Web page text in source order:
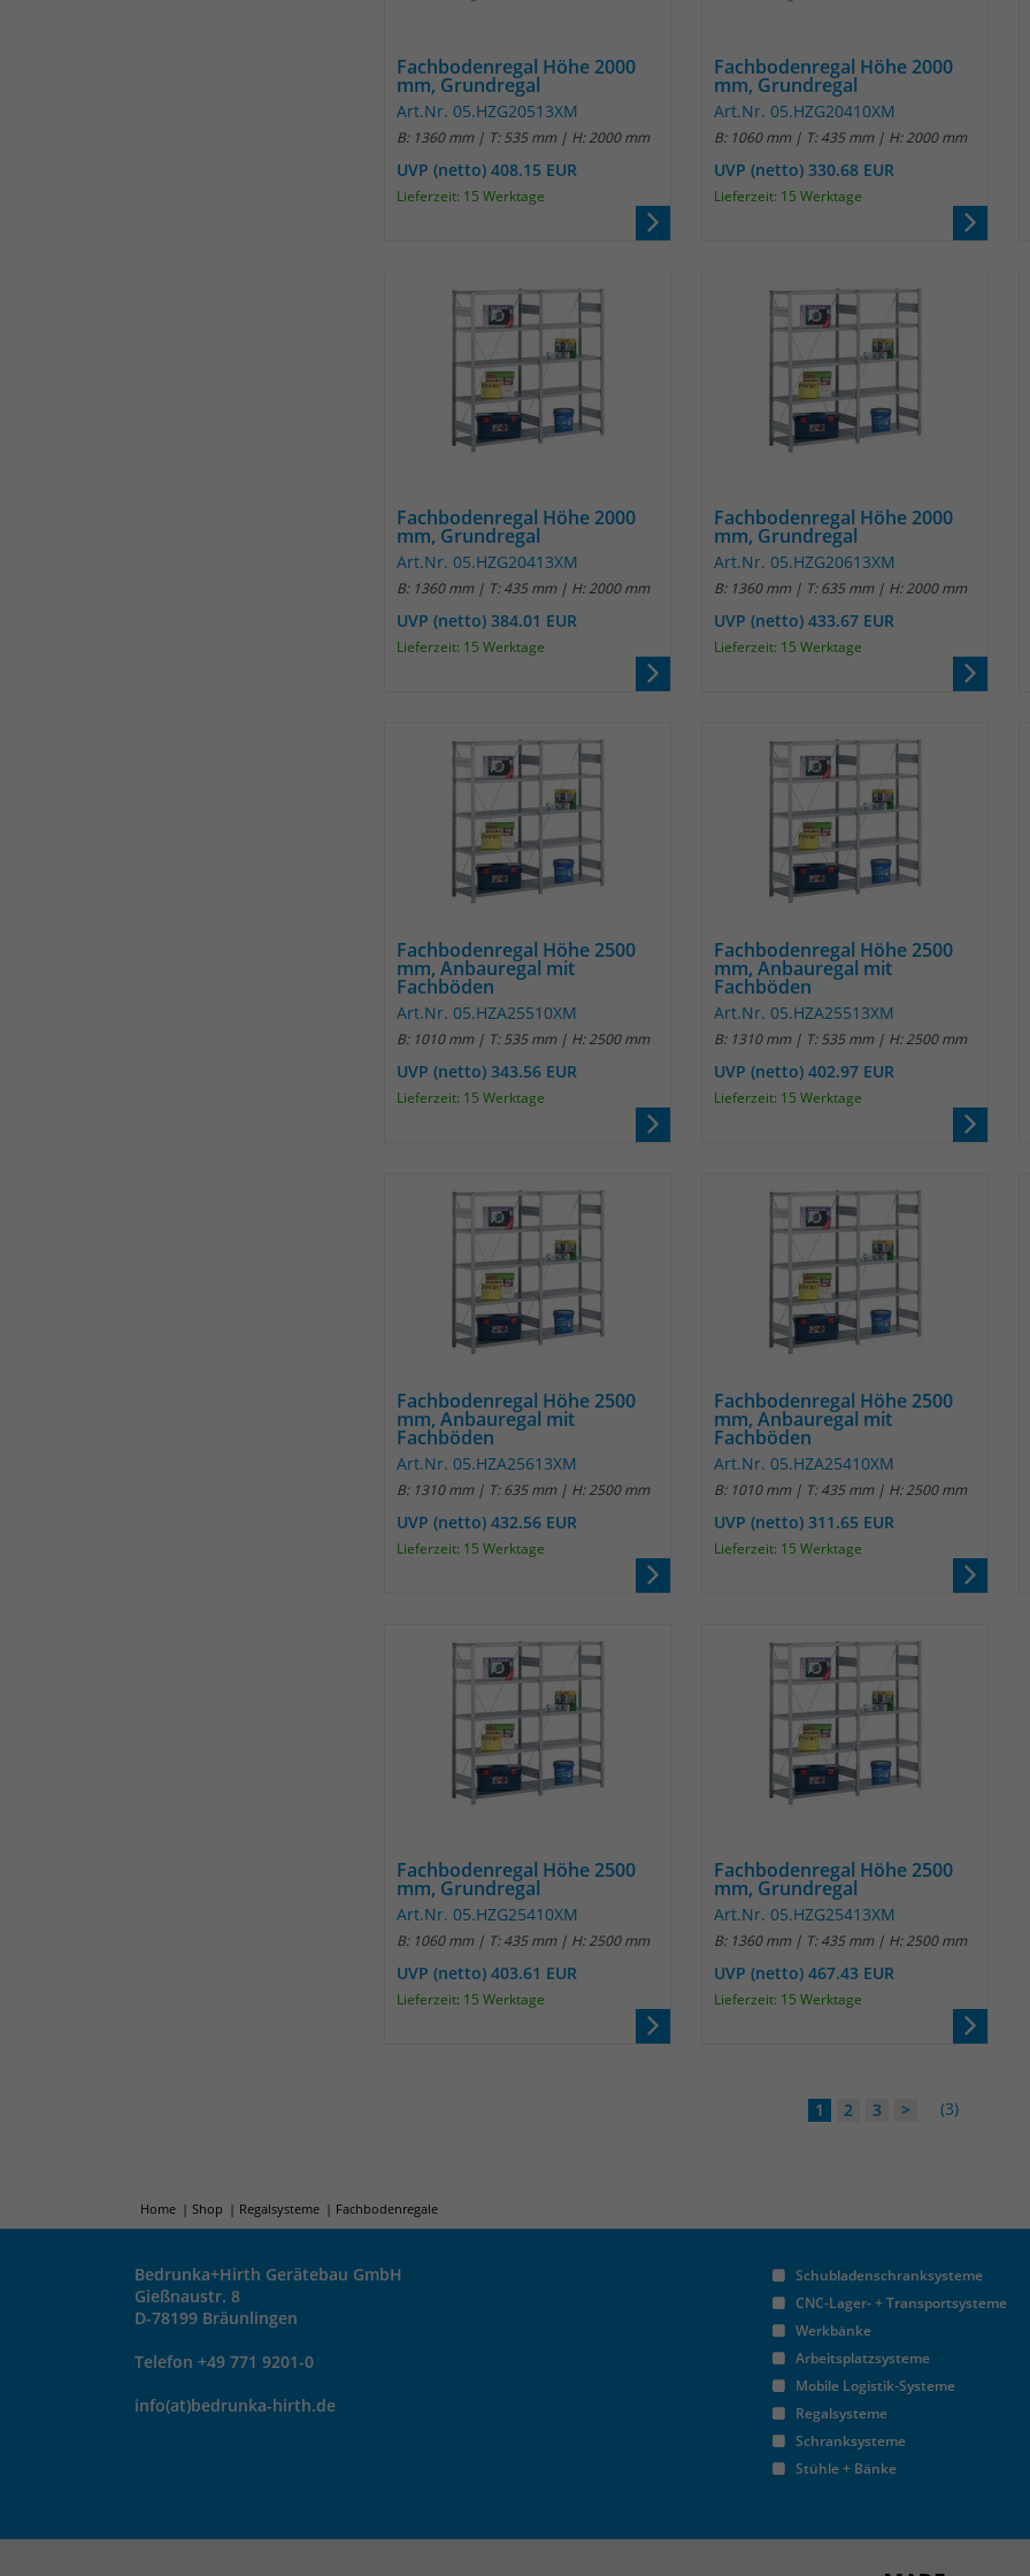
Fachbodenregal Höhe 2000
mm, Grundregal
Art.Nr. 05.HZG20513XM
B: 1360 mm | T: 535 mm | H: 2000 mm
UVP (netto) 408.15 EUR
Lieferzeit: 15 Werktage
Fachbodenregal Höhe 2000
mm, Grundregal
Art.Nr. 05.HZG20410XM
B: 1060 mm | T: 435 mm | H: 2000 mm
UVP (netto) 330.68 EUR
Lieferzeit: 15 Werktage
Fachbodenregal Höhe 2000
mm, Grundregal
Art.Nr. 05.HZG20413XM
B: 1360 mm | T: 435 mm | H: 2000 mm
UVP (netto) 384.01 EUR
Lieferzeit: 15 Werktage
Fachbodenregal Höhe 2000
mm, Grundregal
Art.Nr. 05.HZG20613XM
B: 1360 mm | T: 635 mm | H: 2000 mm
UVP (netto) 433.67 EUR
Lieferzeit: 15 Werktage
Fachbodenregal Höhe 2500
mm, Anbauregal mit
Fachböden
Art.Nr. 05.HZA25510XM
B: 1010 mm | T: 535 mm | H: 2500 mm
UVP (netto) 343.56 EUR
Lieferzeit: 15 Werktage
Fachbodenregal Höhe 2500
mm, Anbauregal mit
Fachböden
Art.Nr. 05.HZA25513XM
B: 1310 mm | T: 535 mm | H: 2500 mm
UVP (netto) 402.97 EUR
Lieferzeit: 15 Werktage
Fachbodenregal Höhe 2500
mm, Anbauregal mit
Fachböden
Art.Nr. 05.HZA25613XM
B: 1310 mm | T: 635 mm | H: 2500 mm
UVP (netto) 432.56 EUR
Lieferzeit: 15 Werktage
Fachbodenregal Höhe 2500
mm, Anbauregal mit
Fachböden
Art.Nr. 05.HZA25410XM
B: 1010 mm | T: 435 mm | H: 2500 mm
UVP (netto) 311.65 EUR
Lieferzeit: 15 Werktage
Fachbodenregal Höhe 2500
mm, Grundregal
Art.Nr. 05.HZG25410XM
B: 1060 mm | T: 435 mm | H: 2500 mm
UVP (netto) 403.61 EUR
Lieferzeit: 15 Werktage
Fachbodenregal Höhe 2500
mm, Grundregal
Art.Nr. 05.HZG25413XM
B: 1360 mm | T: 435 mm | H: 2500 mm
UVP (netto) 467.43 EUR
Lieferzeit: 15 Werktage
1 2 3 > (3)
Home Shop Regalsysteme Fachbodenregale
Bedrunka+Hirth Gerätebau GmbH
Gießnaustr. 8
D-78199 Bräunlingen
Telefon +49 771 9201-0
info(at)bedrunka-hirth.de
Schubladenschranksysteme
CNC-Lager- + Transportsysteme
Werkbänke
Arbeitsplatzsysteme
Mobile Logistik-Systeme
Regalsysteme
Schranksysteme
Stühle + Bänke
Anbieter Matomo
Laufzeit 6 Monate
Zweck
Das Cookie wird von Matomo instralliert. Das
Cookie wird verwendet, um Besucher-,
Sitzungs- und Kampagnendaten zu
berechnen und die Nutzung der Website für
Die Cookies speichern Informationen anonym
und weisen eine randoly generierte Nummer
zu, um eindeutige Besucher zu identifizieren.
Die Daten werde lokal auf unserem Server
gespeichert und sind damit externen
Unternehmen unzugänglich.
Anbieter Matomo
Laufzeit 30 Minuten
Zweck
Das Cookie wird genutzt um temporär
Name
Anbieter
Laufzeit
Das Cookie wird genutzt um temporär
Name _pk_hsr
Anbieter Matomo
30 Minuten
Session Daten zu speichern
Name
Anbieter
Das Cookie wird gesetzt um zu überprüfen
ob der Browser erlaubt Cookies zu setzen. Es
wird direkt nach demTest wieder gelöscht.